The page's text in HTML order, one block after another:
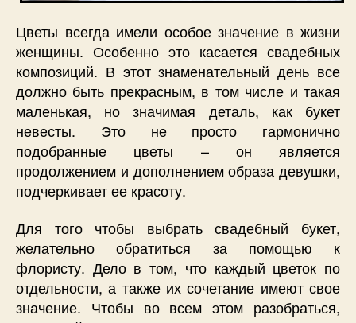
Цветы всегда имели особое значение в жизни
женщины. Особенно это касается свадебных
композиций. В этот знаменательный день все
должно быть прекрасным, в том числе и такая
маленькая, но значимая деталь, как букет
невесты. Это не просто гармонично
подобранные цветы – он является
продолжением и дополнением образа девушки,
подчеркивает ее красоту.
Для того чтобы выбрать свадебный букет,
желательно обратиться за помощью к
флористу. Дело в том, что каждый цветок по
отдельности, а также их сочетание имеют свое
значение. Чтобы во всем этом разобраться,